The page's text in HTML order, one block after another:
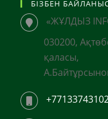
БІЗБЕН
«ЖҰЛДЫЗ
030200,
қаласы,